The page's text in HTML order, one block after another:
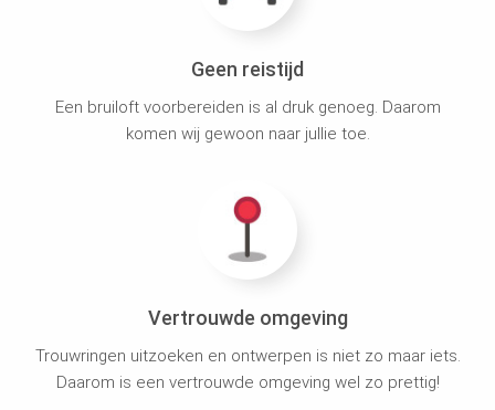
Geen reistijd
Een bruiloft voorbereiden is al druk genoeg. Daarom
komen wij gewoon naar jullie toe.
Vertrouwde omgeving
Trouwringen uitzoeken en ontwerpen is niet zo maar iets.
Daarom is een vertrouwde omgeving wel zo prettig!